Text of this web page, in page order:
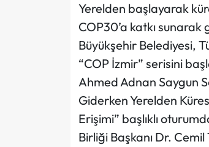
Yerelden başlayarak
COP30’a katkı
Büyükşehir Belediyesi,
“COP İzmir” serisini
Ahmed Adnan Saygun
Giderken Yerelden
Erişimi” başlıklı
Birliği Başkanı Dr. Cemil